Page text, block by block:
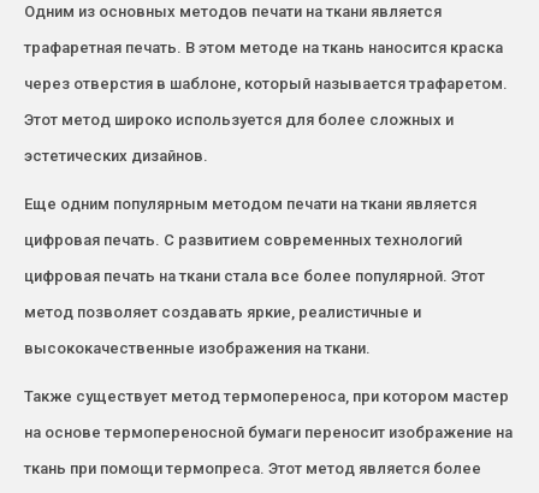
Одним из основных методов печати на ткани является
трафаретная печать. В этом методе на ткань наносится краска
через отверстия в шаблоне, который называется трафаретом.
Этот метод широко используется для более сложных и
эстетических дизайнов.
Еще одним популярным методом печати на ткани является
цифровая печать. С развитием современных технологий
цифровая печать на ткани стала все более популярной. Этот
метод позволяет создавать яркие, реалистичные и
высококачественные изображения на ткани.
Также существует метод термопереноса, при котором мастер
на основе термопереносной бумаги переносит изображение на
ткань при помощи термопреса. Этот метод является более